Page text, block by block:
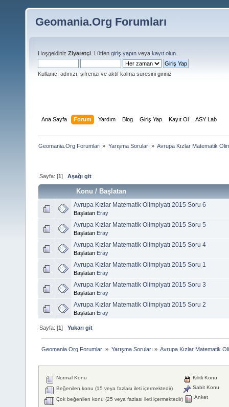
Geomania.Org Forumları
Hoşgeldiniz Ziyaretçi . Lütfen giriş yapın veya kayıt olun
Kullanıcı adınızı, şifrenizi ve aktif kalma süresini giriniz
Ana Sayfa Forum Yardım Blog Giriş Yap Kayıt Ol ASY Lab
Geomania.Org Forumları » Yarışma Soruları » Avrupa Kızlar Matematik
Sayfa: [1]Aşağı git
Konu /Başlatan
Avrupa Kızlar Matematik Olimpiyatı 2015 Soru 6
Başlatan Eray
Avrupa Kızlar Matematik Olimpiyatı 2015 Soru 5
Başlatan Eray
Avrupa Kızlar Matematik Olimpiyatı 2015 Soru 4
Başlatan Eray
Avrupa Kızlar Matematik Olimpiyatı 2015 Soru 1
Başlatan Eray
Avrupa Kızlar Matematik Olimpiyatı 2015 Soru 3
Başlatan Eray
Avrupa Kızlar Matematik Olimpiyatı 2015 Soru 2
Başlatan Eray
Sayfa: [1]Yukarı git
Geomania.Org Forumları » Yarışma Soruları » Avrupa Kızlar Matematik
Normal Konu
Beğenilen konu (15 veya fazlası ileti içermektedir)
Çok beğenilen konu (25 veya fazlası ileti içermektedir)
Kilitli Konu
Sabit Konu
Anket